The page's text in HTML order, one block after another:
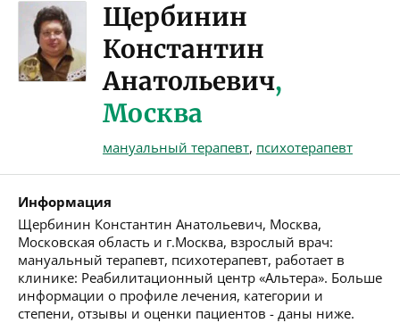
Щербинин
Константин
Анатольевич,
Москва
мануальный терапевт, психотерапевт
Информация
Щербинин Константин Анатольевич, Москва,
Московская область и г.Москва, взрослый врач:
мануальный терапевт, психотерапевт, работает в
клинике: Реабилитационный центр «Альтера». Больше
информации о профиле лечения, категории и
степени, отзывы и оценки пациентов - даны ниже.